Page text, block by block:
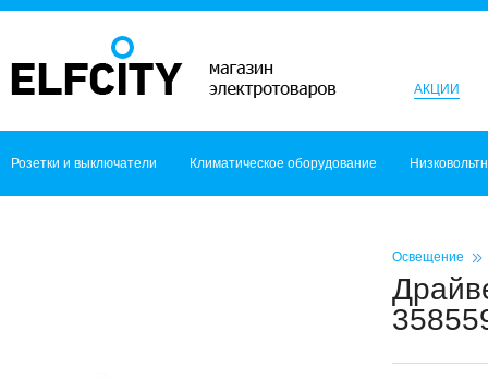
АКЦИИ
Розетки и выключатели Климатическое оборудование
Освещение